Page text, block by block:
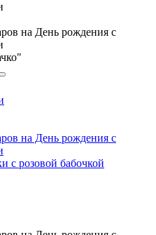
с розовой бабочкой